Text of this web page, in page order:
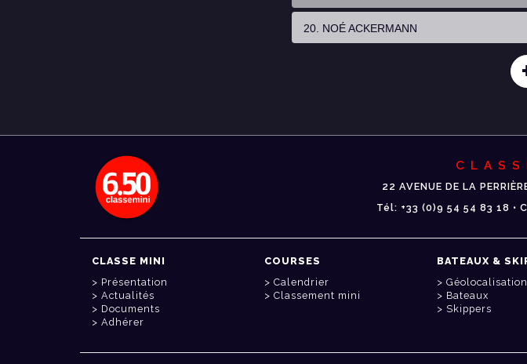
20. NOÉ ACKERMANN
22 AVENUE DE LA
Tél: +33 (0)9 54 54 83 18 •
CLASSE MINI
Présentation
Actualités
Documents
Adhérer
COURSES
Calendrier
Classement mini
BATEAUX &
Géolocalisation
Bateaux
Skippers